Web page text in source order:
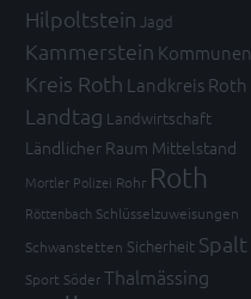
Hilpoltstein Jagd
Kammerstein Kommunen
Kreis Roth Landkreis Roth
Landtag Landwirtschaft
Ländlicher Raum Mittelstand
Mortler Polizei Rohr Roth
Röttenbach Schlüsselzuweisungen
Schwanstetten Sicherheit Spalt
Sport SöderThalmässing